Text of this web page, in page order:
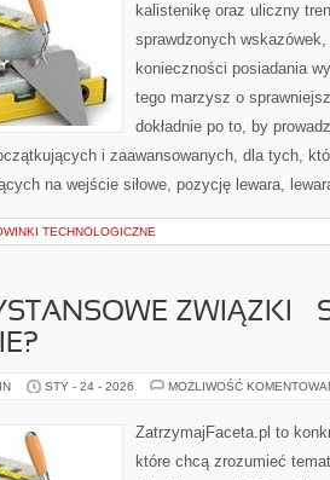
kalistenikę oraz uliczny
sprawdzonych
konieczności posiadania
tego marzysz o
dokładnie po to, by
i zaawansowanych, dla tych,
na wejście siłowe, pozycję lewara,
TECHNOLOGICZNE
ZWIĄZKI –
STY - 24 - 2026 MOŻLIWOŚĆ
ZatrzymajFaceta.pl to
które chcą zrozumieć